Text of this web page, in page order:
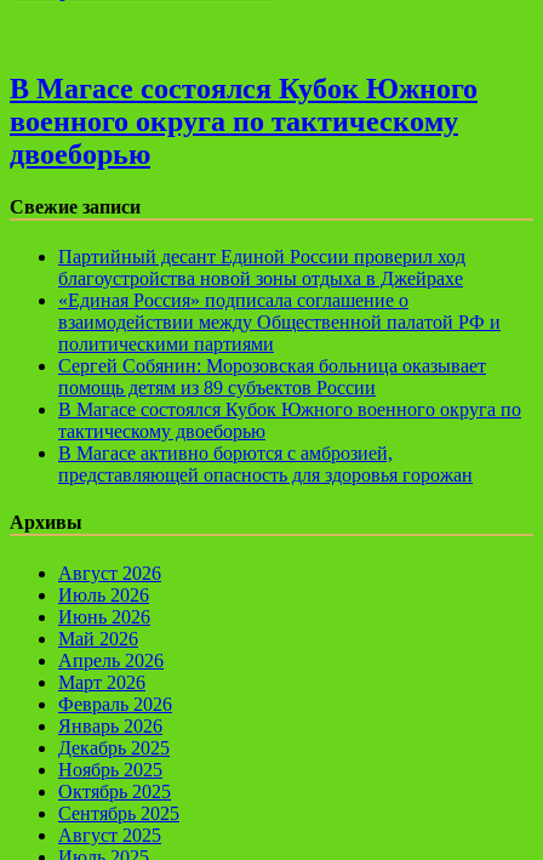
В Магасе состоялся Кубок Южного
военного округа по тактическому
двоеборью
Свежие записи
Партийный десант Единой России проверил ход
благоустройства новой зоны отдыха в Джейрахе
«Единая Россия» подписала соглашение о
взаимодействии между Общественной палатой РФ и
политическими партиями
Сергей Собянин: Морозовская больница оказывает
помощь детям из 89 субъектов России
В Магасе состоялся Кубок Южного военного округа по
тактическому двоеборью
В Магасе активно борются с амброзией,
представляющей опасность для здоровья горожан
Архивы
Август 2026
Июль 2026
Июнь 2026
Май 2026
Апрель 2026
Март 2026
Февраль 2026
Январь 2026
Декабрь 2025
Ноябрь 2025
Октябрь 2025
Сентябрь 2025
Август 2025